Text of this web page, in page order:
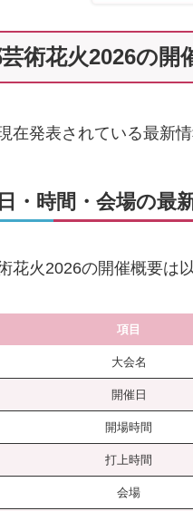
術花火2026の開
在発表されている最新
・時間・会場の最
花火2026の開催概要は
項目
大会名
開催日
開場時間
打上時間
会場